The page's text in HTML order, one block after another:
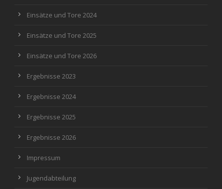
Einsätze und Tore 2024
Einsätze und Tore 2025
Einsätze und Tore 2026
Ergebnisse 2023
Ergebnisse 2024
Ergebnisse 2025
Ergebnisse 2026
Impressum
Jugendabteilung